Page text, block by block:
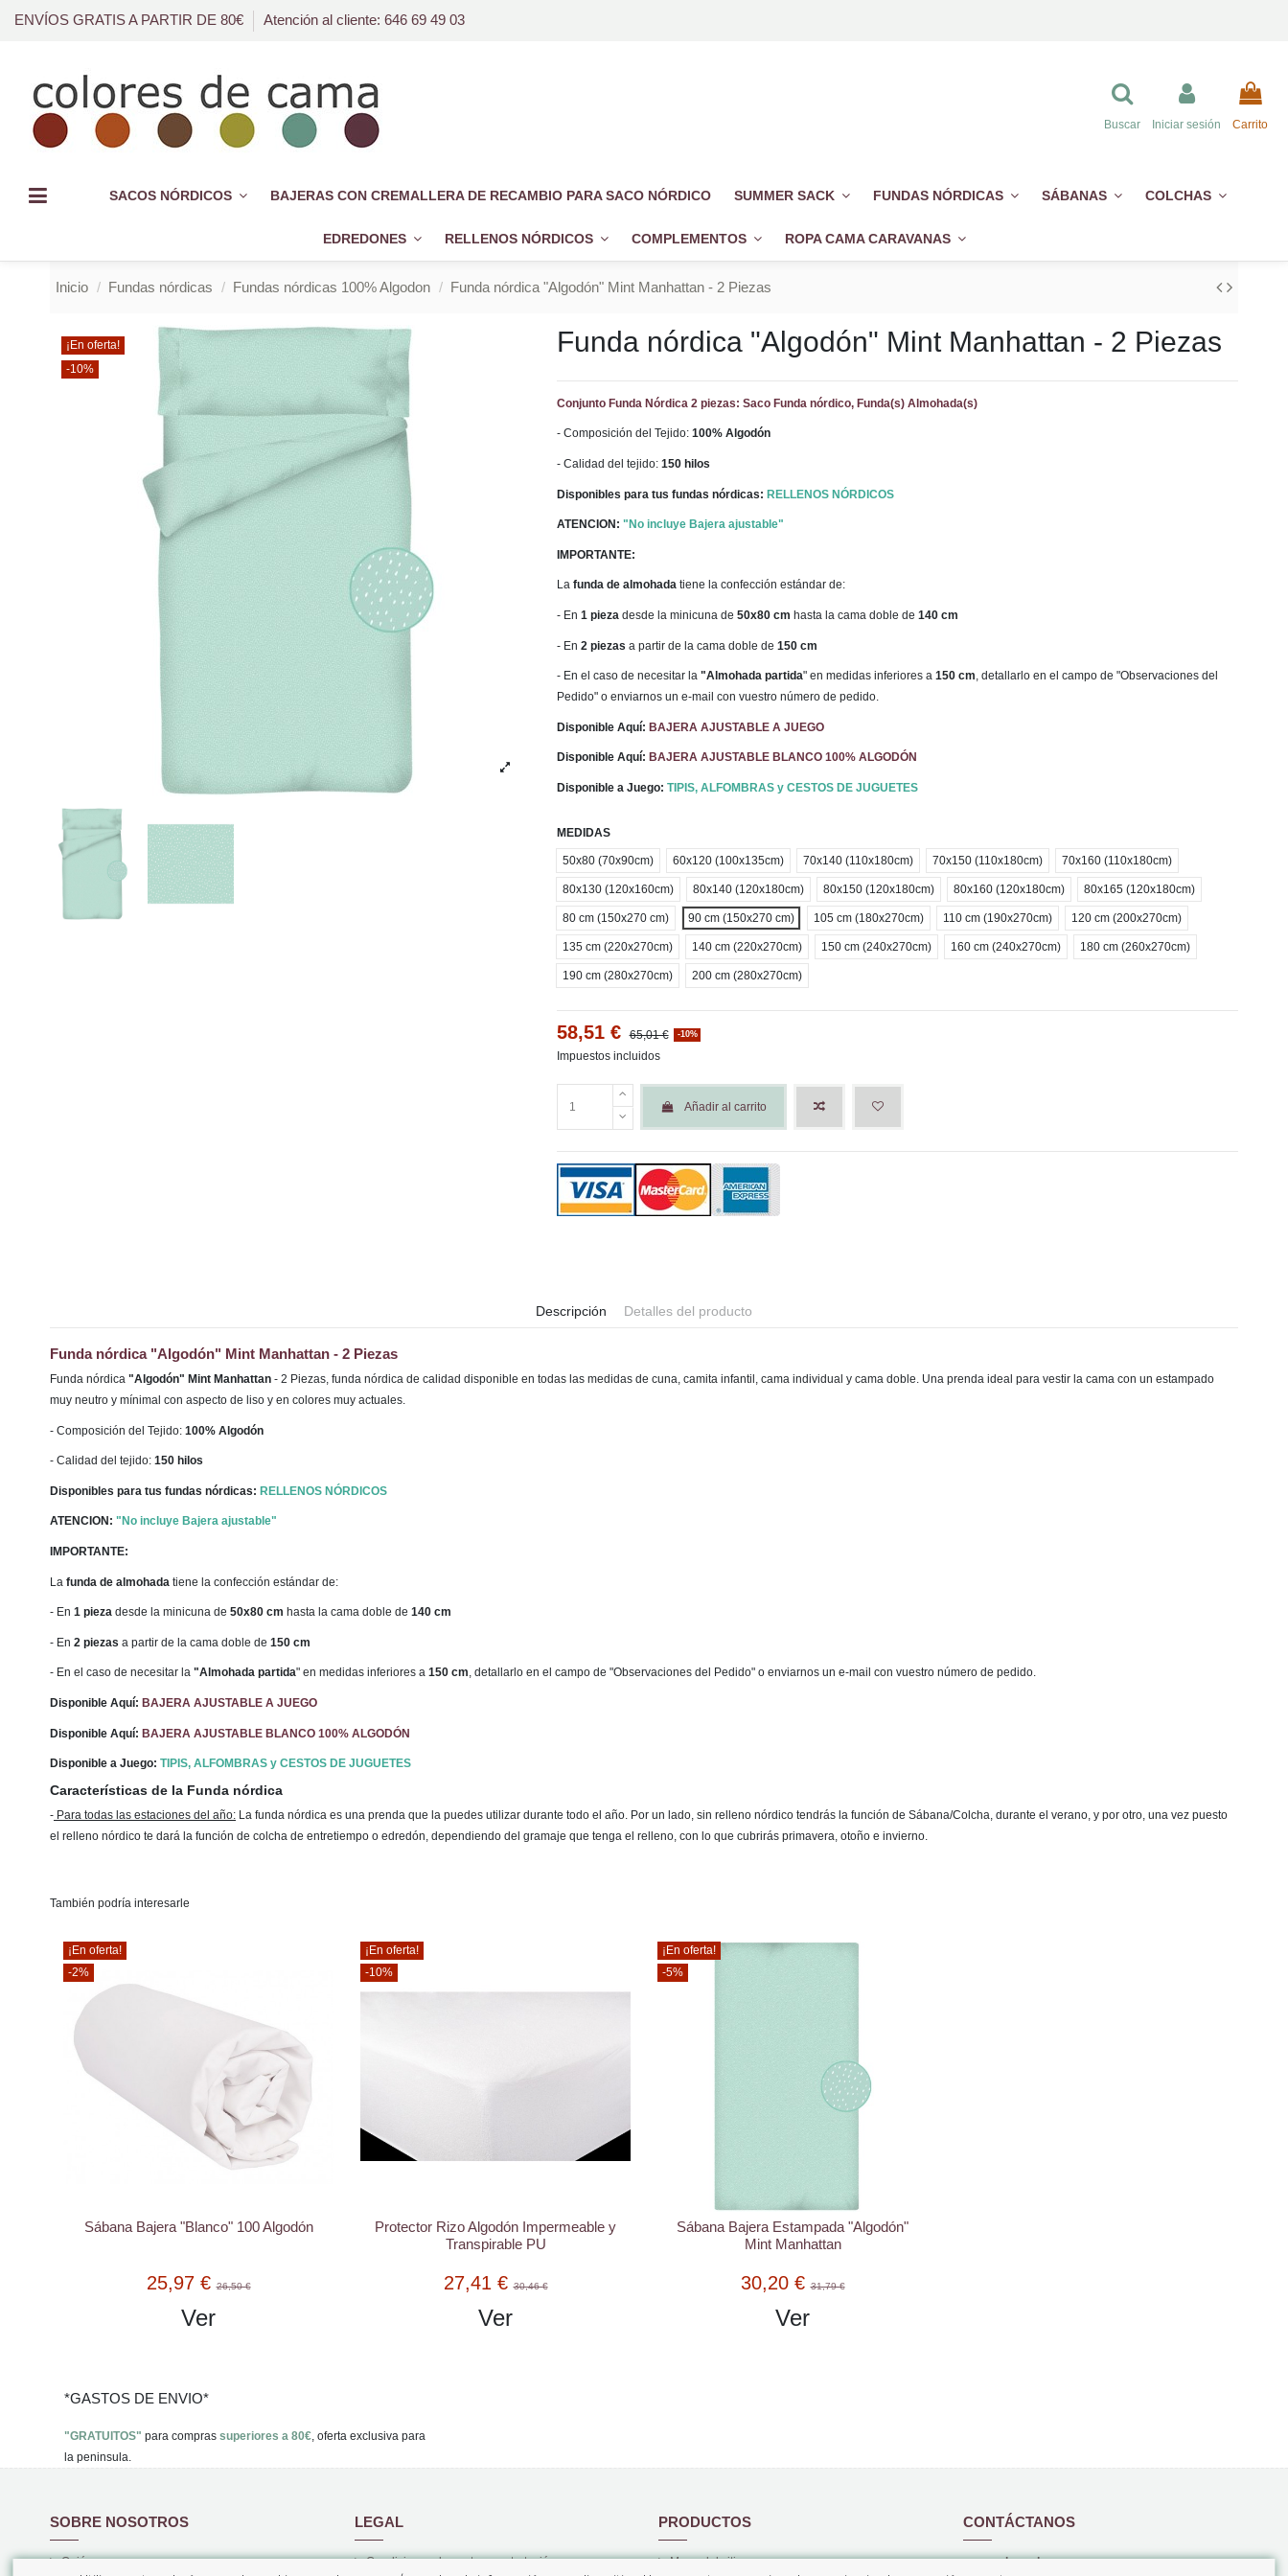
ENVÍOS GRATIS A PARTIR DE 80€ Atención al cliente: 646 69 49 03
Buscar Iniciar sesión Carrito
SACOS NÓRDICOS BAJERAS CON CREMALLERA DE RECAMBIO PARA SACO NÓRDICO SUMMER SACK FUNDAS NÓRDICAS SÁBANAS COLCHAS
EDREDONES RELLENOS NÓRDICOS COMPLEMENTOS ROPA CAMA CARAVANAS
Inicio Fundas nórdicas Fundas nórdicas 100% Algodon Funda nórdica "Algodón" Mint Manhattan - 2 Piezas
¡En oferta!
-10%
Funda nórdica "Algodón" Mint Manhattan - 2 Piezas
Conjunto Funda Nórdica 2 piezas: Saco Funda nórdico, Funda(s) Almohada(s)
- Composición del Tejido:100% Algodón
- Calidad del tejido: 150 hilos
Disponibles para tus fundas nórdicas:RELLENOS NÓRDICOS
ATENCION:"No incluye Bajera ajustable"
IMPORTANTE:
Lafunda de almohada tiene la confección estándar de:
- En1 pieza desde la minicuna de50x80 cm hasta la cama doble de140 cm
- En2 piezas a partir de la cama doble de150 cm
- En el caso de necesitar la"Almohada partida" en medidas inferiores a150 cm, detallarlo en el campo de "Observaciones del
Pedido" o enviarnos un e-mail con vuestro número de pedido.
Disponible Aquí:BAJERA AJUSTABLE A JUEGO
Disponible Aquí: BAJERA AJUSTABLE BLANCO 100% ALGODÓN
Disponible a Juego:TIPIS, ALFOMBRAS y CESTOS DE JUGUETES
MEDIDAS
50x80 (70x90cm) 60x120 (100x135cm) 70x140 (110x180cm) 70x150 (110x180cm) 70x160 (110x180cm)
80x130 (120x160cm) 80x140 (120x180cm) 80x150 (120x180cm) 80x160 (120x180cm) 80x165 (120x180cm)
80 cm (150x270 cm) 90 cm (150x270 cm) 105 cm (180x270cm) 110 cm (190x270cm) 120 cm (200x270cm)
135 cm (220x270cm) 140 cm (220x270cm) 150 cm (240x270cm) 160 cm (240x270cm) 180 cm (260x270cm)
190 cm (280x270cm) 200 cm (280x270cm)
58,51 € 65,01 € -10%
Impuestos incluidos
Añadir al carrito
Descripción Detalles del producto
Funda nórdica "Algodón" Mint Manhattan - 2 Piezas
Funda nórdica "Algodón" Mint Manhattan - 2 Piezas, funda nórdica de calidad disponible en todas las medidas de cuna, camita infantil, cama individual y cama doble. Una prenda ideal para vestir la cama con un estampado
muy neutro y mínimal con aspecto de liso y en colores muy actuales.
- Composición del Tejido: 100% Algodón
- Calidad del tejido: 150 hilos
Disponibles para tus fundas nórdicas: RELLENOS NÓRDICOS
ATENCION: "No incluye Bajera ajustable"
IMPORTANTE:
La funda de almohada tiene la confección estándar de:
- En 1 pieza desde la minicuna de 50x80 cm hasta la cama doble de 140 cm
- En 2 piezas a partir de la cama doble de 150 cm
- En el caso de necesitar la "Almohada partida" en medidas inferiores a 150 cm, detallarlo en el campo de "Observaciones del Pedido" o enviarnos un e-mail con vuestro número de pedido.
Disponible Aquí: BAJERA AJUSTABLE A JUEGO
Disponible Aquí: BAJERA AJUSTABLE BLANCO 100% ALGODÓN
Disponible a Juego: TIPIS, ALFOMBRAS y CESTOS DE JUGUETES
Características de la Funda nórdica
- Para todas las estaciones del año: La funda nórdica es una prenda que la puedes utilizar durante todo el año. Por un lado, sin relleno nórdico tendrás la función de Sábana/Colcha, durante el verano, y por otro, una vez puesto
el relleno nórdico te dará la función de colcha de entretiempo o edredón, dependiendo del gramaje que tenga el relleno, con lo que cubrirás primavera, otoño e invierno.
También podría interesarle
¡En oferta!
-2%
Sábana Bajera "Blanco" 100 Algodón
25,97 €26,50 €
Ver
¡En oferta!
-10%
Protector Rizo Algodón Impermeable y
Transpirable PU
27,41 €30,46 €
Ver
¡En oferta!
-5%
Sábana Bajera Estampada "Algodón"
Mint Manhattan
30,20 €31,79 €
Ver
*GASTOS DE ENVIO*
"GRATUITOS" para compras superiores a 80€, oferta exclusiva para
la peninsula.
SOBRE NOSOTROS
Quiénes somos
LEGAL
Condiciones de venta y contratación
PRODUCTOS
Mapa del sitio
CONTÁCTANOS
www.coloresdecama.com